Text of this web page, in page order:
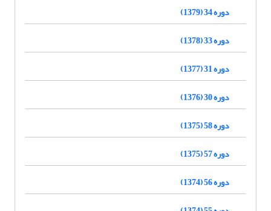
دوره 34 (1379)
دوره 33 (1378)
دوره 31 (1377)
دوره 30 (1376)
دوره 58 (1375)
دوره 57 (1375)
دوره 56 (1374)